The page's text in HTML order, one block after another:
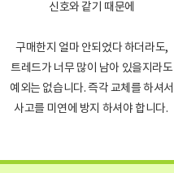
신호와 같기 때문에
구매한지 얼마 안되었다 하더라도,
트레드가 너무 많이 남아 있을지라도
예외는 없습니다. 즉각 교체를 하셔서
사고를 미연에 방지 하셔야 합니다.